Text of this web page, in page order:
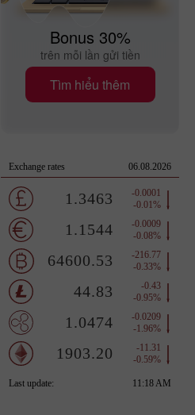
Bonus 30%
trên mỗi lần gửi tiền
Tìm hiểu thêm